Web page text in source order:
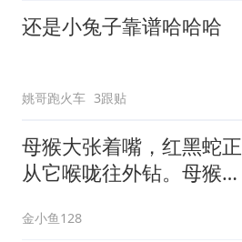
还是小兔子靠谱哈哈哈
姚哥跑火车 3跟贴
母猴大张着嘴，红黑蛇正
从它喉咙往外钻。母猴表
金小鱼128